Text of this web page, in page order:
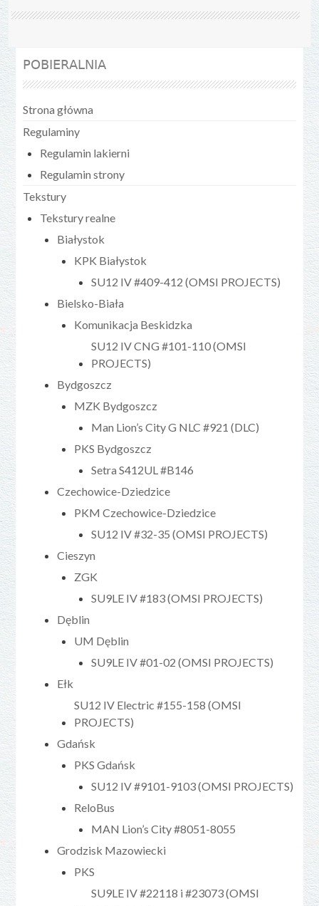
POBIERALNIA
Strona główna
Regulaminy
Regulamin lakierni
Regulamin strony
Tekstury
Tekstury realne
Białystok
KPK Białystok
SU12 IV #409-412 (OMSI PROJECTS)
Bielsko-Biała
Komunikacja Beskidzka
SU12 IV CNG #101-110 (OMSI
PROJECTS)
Bydgoszcz
MZK Bydgoszcz
Man Lion’s City G NLC #921 (DLC)
PKS Bydgoszcz
Setra S412UL #B146
Czechowice-Dziedzice
PKM Czechowice-Dziedzice
SU12 IV #32-35 (OMSI PROJECTS)
Cieszyn
ZGK
SU9LE IV #183 (OMSI PROJECTS)
Dęblin
UM Dęblin
SU9LE IV #01-02 (OMSI PROJECTS)
Ełk
SU12 IV Electric #155-158 (OMSI
PROJECTS)
Gdańsk
PKS Gdańsk
SU12 IV #9101-9103 (OMSI PROJECTS)
ReloBus
MAN Lion’s City #8051-8055
Grodzisk Mazowiecki
PKS
SU9LE IV #22118 i #23073 (OMSI